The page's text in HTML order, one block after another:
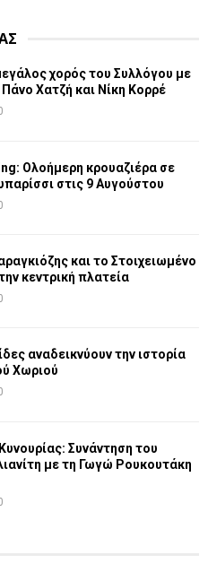
χορός του Συλλόγου με
Χατζή και Νίκη Κορρέ
Ολοήμερη κρουαζιέρα σε
στις 9 Αυγούστου
και το Στοιχειωμένο
κεντρική πλατεία
αναδεικνύουν την ιστορία
Χωριού
Συνάντηση του
με τη Γωγώ Ρουκουτάκη